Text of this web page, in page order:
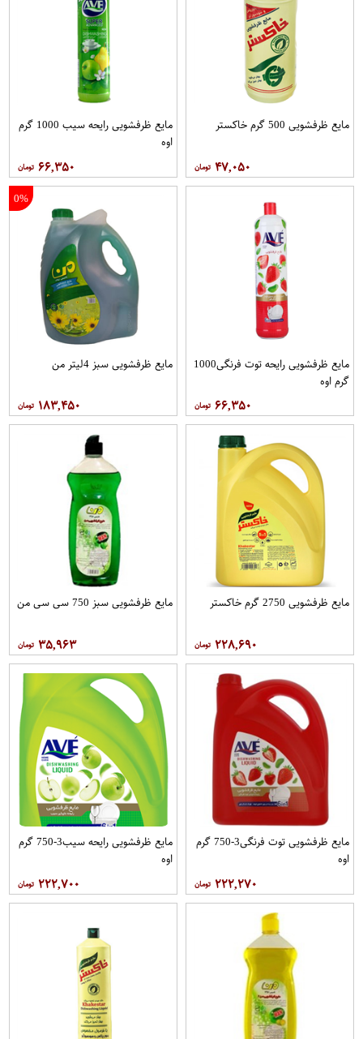
مایع ظرفشویی 500 گرم خاکستر
۴۷,۰۵۰
مایع ظرفشویی رایحه سیب 1000 گرم
اوه
۶۶,۳۵۰
مایع ظرفشویی رایحه توت فرنگی1000
گرم اوه
۶۶,۳۵۰
0%
مایع ظرفشویی سبز 4لیتر من
۱۸۳,۴۵۰
مایع ظرفشویی 2750 گرم خاکستر
۲۲۸,۶۹۰
مایع ظرفشویی سبز 750 سی سی من
۳۵,۹۶۳
مایع ظرفشویی توت فرنگی3-750 گرم
اوه
۲۲۲,۲۷۰
مایع ظرفشویی رایحه سیب3-750 گرم
اوه
۲۲۲,۷۰۰